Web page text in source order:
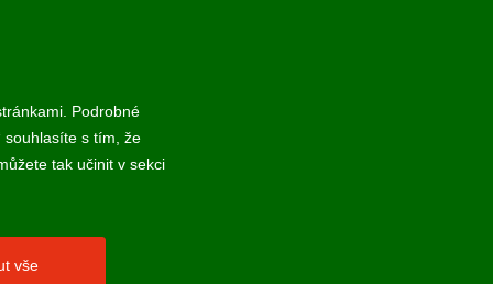
v případě technického výpadku pak nejpozději do 48 hodin.
Podrobné
souhlasíte s tím, že
tak učinit v sekci
vše